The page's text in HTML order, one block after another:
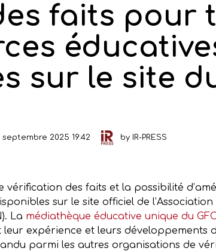
faits pour
sur le site
septembre 2025 19:42 by IR-PRESS
vérification des faits et la possibilité
sur le site officiel de
La médiathèque éducative unique du
expérience et leurs développements
parmi les autres organisations de